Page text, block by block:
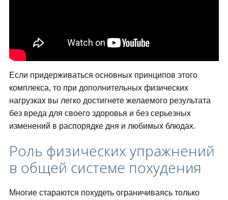
Если придерживаться основных принципов этого
комплекса, то при дополнительных физических
нагрузках вы легко достигнете желаемого результата
без вреда для своего здоровья и без серьезных
изменений в распорядке дня и любимых блюдах.
Роль физических упражнений
в общей системе похудения
Многие стараются похудеть ограничиваясь только